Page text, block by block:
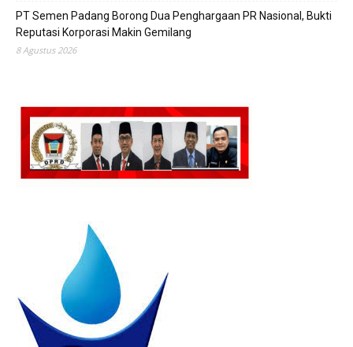
PT Semen Padang Borong Dua Penghargaan PR Nasional, Bukti
Reputasi Korporasi Makin Gemilang
8 Agustus 2026